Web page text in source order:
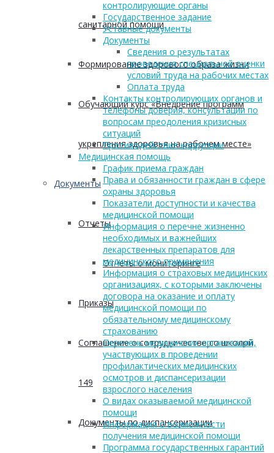
санитарной помощи
Формирование здорового образа жизни
Обучающий курс «Внедрение программ
укрепления здоровья на рабочем месте»
Документы
Отчеты
Отчеты о мониторинге
Приказы
Соглашение о сотрудничестве со школой
149
Документы по диспансеризации
контролирующие органы
Государственное задание
Уставные документы
Документы
Сведения о результатах
проведения специальной оценки
условий труда на рабочих местах
Оплата труда
Контакты контролирующих органов и
телефоны доверия, консультации по
вопросам преодоления кризисных
ситуаций
Противодействие коррупции
Медицинская помощь
График приема граждан
Права и обязанности граждан в сфере
охраны здоровья
Показатели доступности и качества
медицинской помощи
Информация о перечне жизненно
необходимых и важнейших
лекарственных препаратов для
медицинского применения
Информация о страховых медицинских
организациях, с которыми заключены
договора на оказание и оплату
медицинской помощи по
обязательному медицинскому
страхованию
Перечень медицинских организаций,
участвующих в проведении
профилактических медицинских
осмотров и диспансеризации
взрослого населения
О видах оказываемой медицинской
помощи
Информация о возможности
получения медицинской помощи
Программа государственных гарантий